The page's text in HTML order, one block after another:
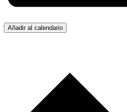
Añadir al calendario